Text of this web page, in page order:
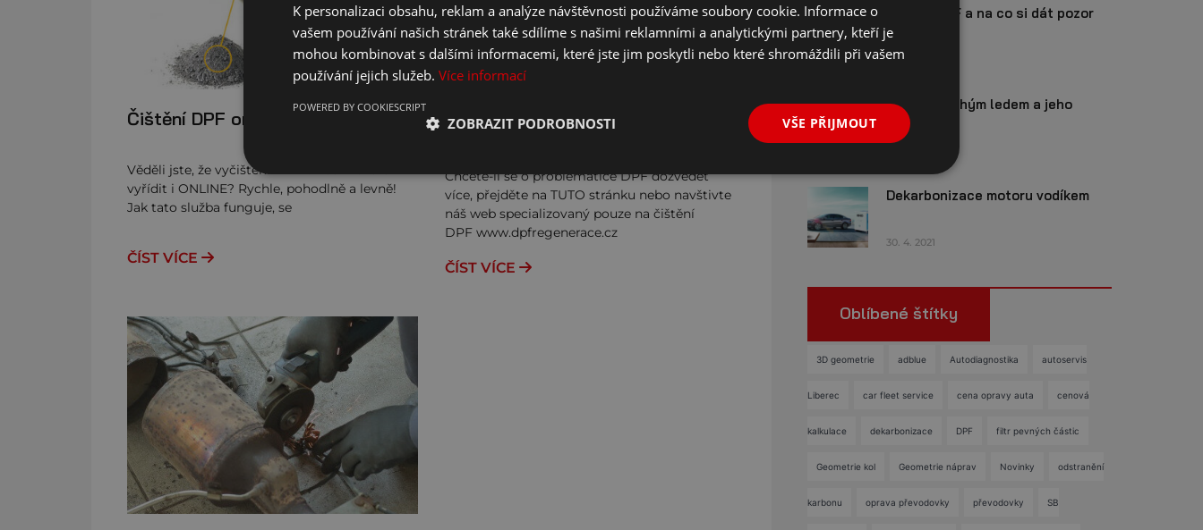
Čištění DPF online
Věděli jste, že vyčištění DPF u nás můžete
vyřídit i ONLINE? Rychle, pohodlně a levně!
Jak tato služba funguje, se
ČÍST VÍCE
Jak poznat ucpané DPF?
Chcete-li se o problematice DPF dozvědět
více, přejděte na TUTO stránku nebo navštivte
náš web specializovaný pouze na čištění
DPF www.dpfregenerace.cz
ČÍST VÍCE
Čištění DPF a na co si dát pozor
26. 8. 2021
Čištění suchým ledem a jeho
výhody
Dekarbonizace motoru vodíkem
30. 4. 2021
Oblíbené štítky
3D geometrie adblue Autodiagnostika autoservis
Liberec car fleet service cena opravy auta cenová
kalkulace dekarbonizace DPF filtr pevných částic
Geometrie kol Geometrie náprav Novinky odstranění
karbonu oprava převodovky převodovky SB
K personalizaci obsahu, reklam a analýze návštěvnosti používáme soubory cookie. Informace o
vašem používání našich stránek také sdílíme s našimi reklamními a analytickými partnery, kteří je
mohou kombinovat s dalšími informacemi, které jste jim poskytli nebo které shromáždili při vašem
používání jejich služeb. Více informací
VŠE PŘIJMOUT
ZOBRAZIT PODROBNOSTI
POWERED BY COOKIESCRIPT